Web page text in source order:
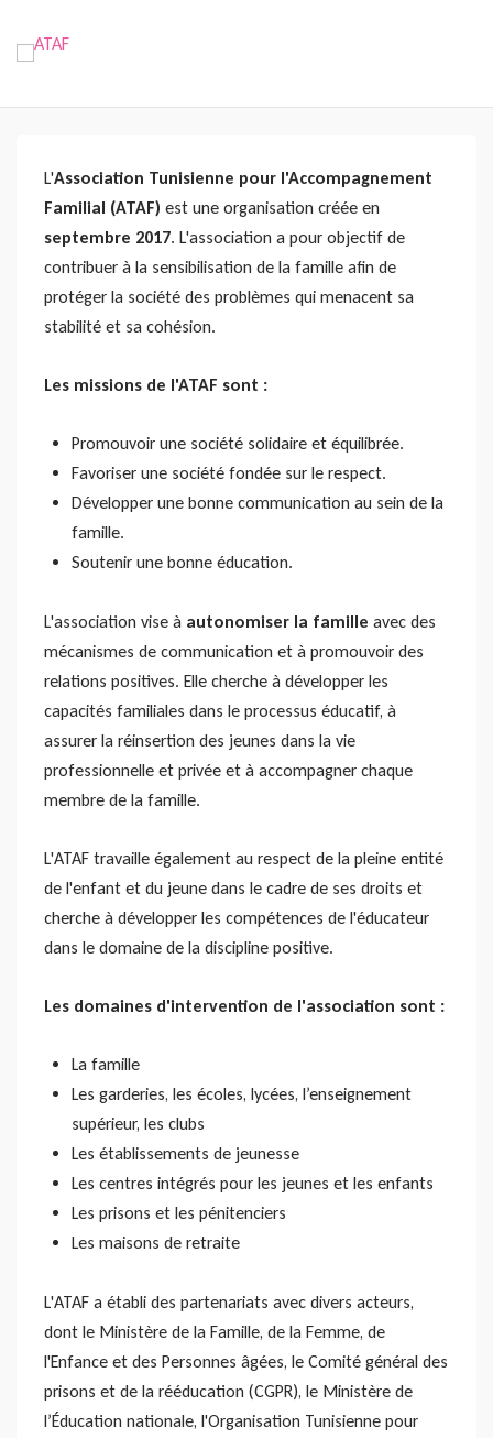
L'Association Tunisienne pour l'Accompagnement
Familial (ATAF) est une organisation créée en
septembre 2017. L'association a pour objectif de
contribuer à la sensibilisation de la famille afin de
protéger la société des problèmes qui menacent sa
stabilité et sa cohésion.
Les missions de l'ATAF sont :
Promouvoir une société solidaire et équilibrée.
Favoriser une société fondée sur le respect.
Développer une bonne communication au sein de la
famille.
Soutenir une bonne éducation.
L'association vise à autonomiser la famille avec des
mécanismes de communication et à promouvoir des
relations positives. Elle cherche à développer les
capacités familiales dans le processus éducatif, à
assurer la réinsertion des jeunes dans la vie
professionnelle et privée et à accompagner chaque
membre de la famille.
L'ATAF travaille également au respect de la pleine entité
de l'enfant et du jeune dans le cadre de ses droits et
cherche à développer les compétences de l'éducateur
dans le domaine de la discipline positive.
Les domaines d'intervention de l'association sont :
La famille
Les garderies, les écoles, lycées, l’enseignement
supérieur, les clubs
Les établissements de jeunesse
Les centres intégrés pour les jeunes et les enfants
Les prisons et les pénitenciers
Les maisons de retraite
L'ATAF a établi des partenariats avec divers acteurs,
dont le Ministère de la Famille, de la Femme, de
l'Enfance et des Personnes âgées, le Comité général des
prisons et de la rééducation (CGPR), le Ministère de
l’Éducation nationale, l'Organisation Tunisienne pour